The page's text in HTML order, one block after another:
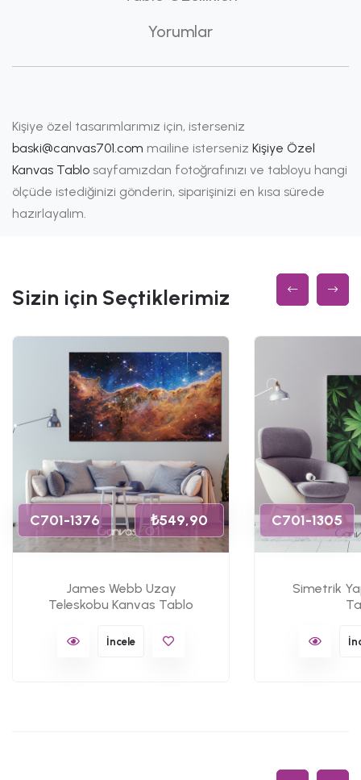
Yorumlar
Kişiye özel tasarımlarımız için, isterseniz
baski@canvas701.com mailine isterseniz Kişiye Özel
Kanvas Tablo sayfamızdan fotoğrafınızı ve tabloyu hangi
ölçüde istediğinizi gönderin, siparişinizi en kısa sürede
hazırlayalım.
Sizin için Seçtiklerimiz
C701-1376 ₺549,90
James Webb Uzay
Teleskobu Kanvas Tablo
İncele
C701-1305
Simetrik